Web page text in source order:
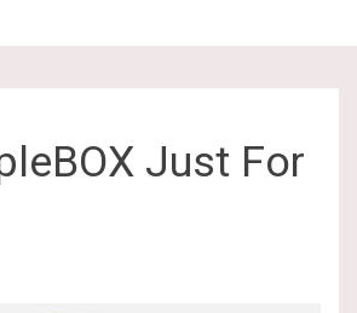
Just For